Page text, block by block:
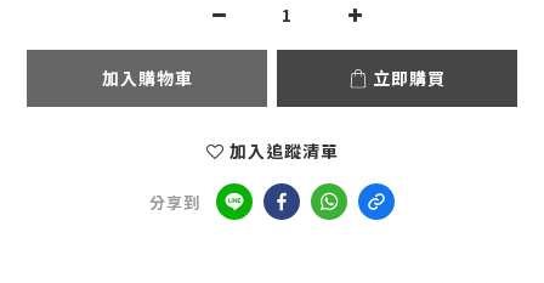
加入購物車 立即購買
加入追蹤清單
分享到